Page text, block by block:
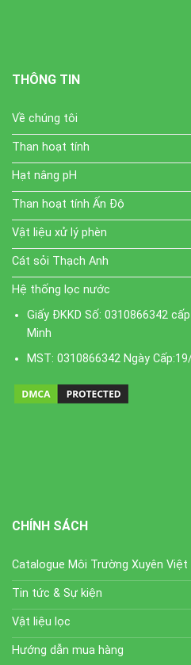
THÔNG TIN
Về chúng tôi
Than hoạt tính
Hạt nâng pH
Than hoạt tính Ấn Độ
Vật liệu xử lý phèn
Cát sỏi Thạch Anh
Hệ thống lọc nước
Giấy ĐKKD Số: 0310866342
Minh
MST: 0310866342 Ngày
CHÍNH SÁCH
Catalogue Môi Trường Xuyên Việt
Tin tức & Sự kiện
Vật liệu lọc
Hướng dẫn mua hàng